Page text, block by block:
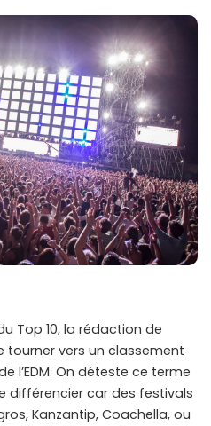
Top 10, la rédaction de
tourner vers un classement
l’EDM. On déteste ce terme
différencier car des festivals
Kanzantip, Coachella, ou